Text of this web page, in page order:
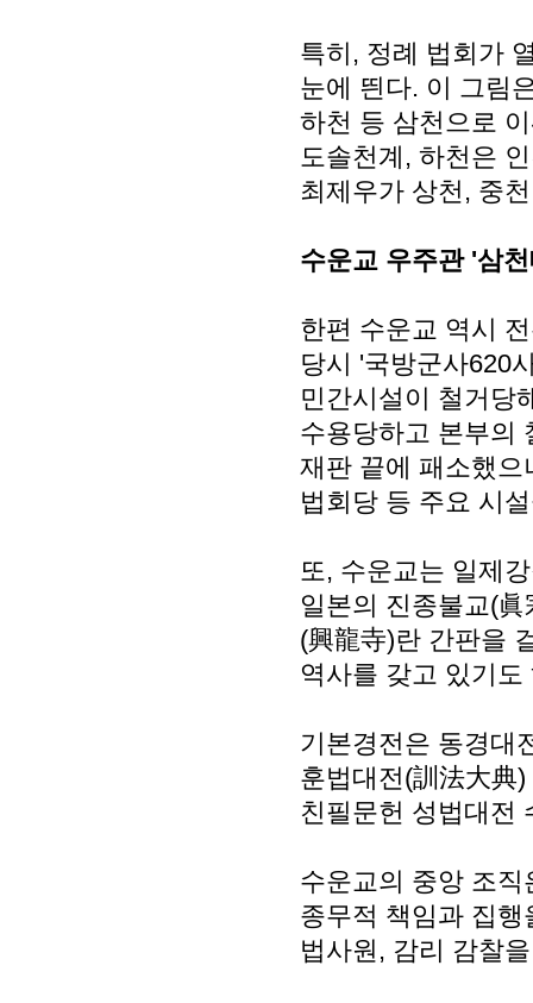
특히, 정례 법회가
눈에 띈다. 이 그림
하천 등 삼천으로
도솔천계, 하천은
최제우가 상천, 중
수운교 우주관 '삼
한편 수운교 역시
당시 '국방군사620
민간시설이 철거당
수용당하고 본부의
재판 끝에 패소했
법회당 등 주요 시
또, 수운교는 일제
일본의 진종불교(
(興龍寺)란 간판을
역사를 갖고 있기도
기본경전은 동경대
훈법대전(訓法大典
친필문헌 성법대전
수운교의 중앙 조
종무적 책임과 집
법사원, 감리 감찰